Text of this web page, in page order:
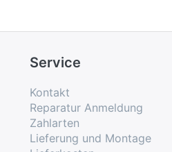
Service
Kontakt
Reparatur Anmeldung
Zahlarten
Lieferung und Montage